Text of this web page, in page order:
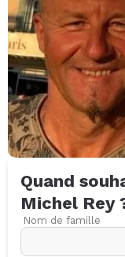
Quand
Michel Rey
Nom de famille